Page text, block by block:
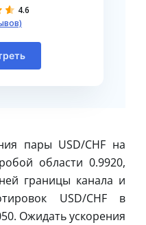
4.6
пары USD/CHF на
области 0.9920,
границы канала и
USD/CHF в
Ожидать ускорения